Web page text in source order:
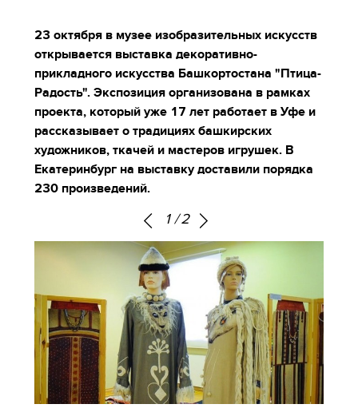
23 октября в музее изобразительных искусств
открывается выставка декоративно-
прикладного искусства Башкортостана "Птица-
Радость". Экспозиция организована в рамках
проекта, который уже 17 лет работает в Уфе и
рассказывает о традициях башкирских
художников, ткачей и мастеров игрушек. В
Екатеринбург на выставку доставили порядка
230 произведений.
1/2